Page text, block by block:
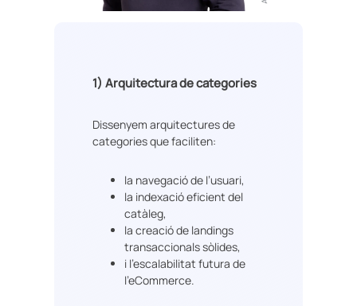
1) Arquitectura de categories
Dissenyem arquitectures de
categories que faciliten:
la navegació de l’usuari,
la indexació eficient del
catàleg,
la creació de landings
transaccionals sòlides,
i l’escalabilitat futura de
l’eCommerce.